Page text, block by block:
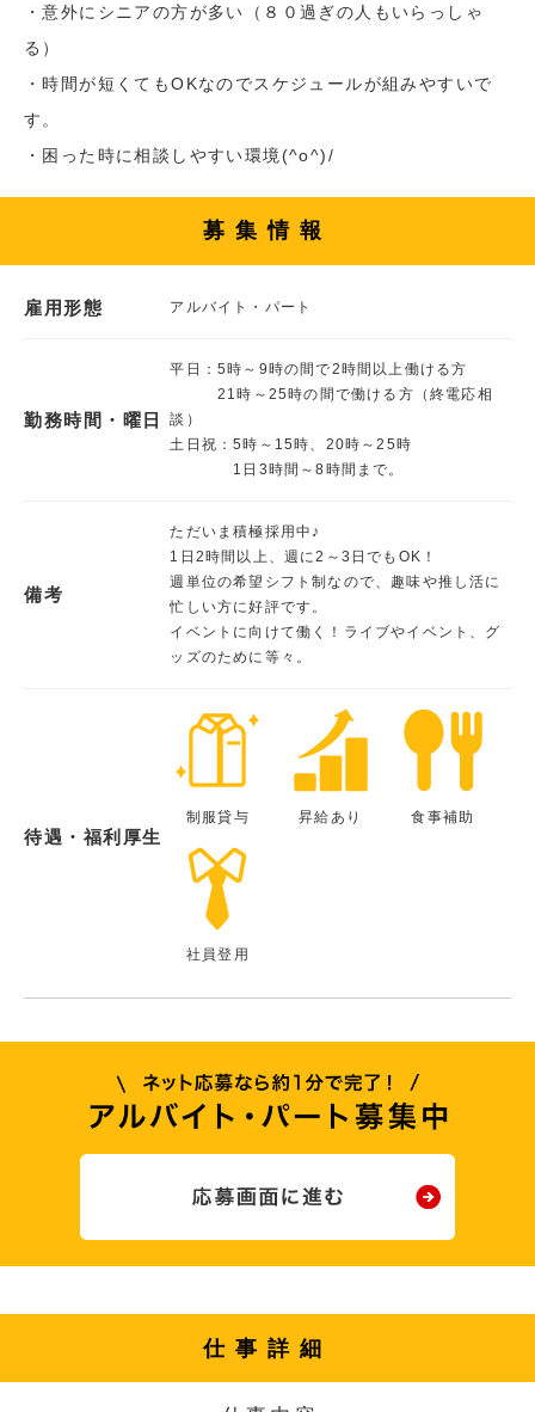
・意外にシニアの方が多い（８０過ぎの人もいらっしゃ
る）
・時間が短くてもOKなのでスケジュールが組みやすいで
す。
・困った時に相談しやすい環境(^o^)/
募集情報
雇用形態 アルバイト・パート
勤務時間・曜日
平日：5時～9時の間で2時間以上働ける方
21時～25時の間で働ける方（終電応相
談）
土日祝：5時～15時、20時～25時
1日3時間～8時間まで。
備考
ただいま積極採用中♪
1日2時間以上、週に2～3日でもOK！
週単位の希望シフト制なので、趣味や推し活に
忙しい方に好評です。
イベントに向けて働く！ライブやイベント、グ
ッズのために等々。
待遇・福利厚生
制服貸与 昇給あり 食事補助
社員登用
仕事詳細